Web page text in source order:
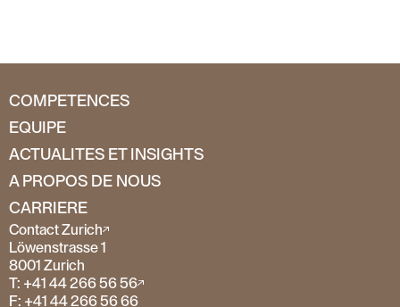
COMPETENCES
EQUIPE
ACTUALITES ET INSIGHTS
A PROPOS DE NOUS
CARRIERE
Contact Zurich
Löwenstrasse 1
8001 Zurich
T: +41 44 266 56 56
F: +41 44 266 56 66